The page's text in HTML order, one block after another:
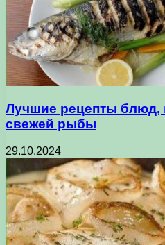
Лучшие рецепты блюд,
свежей рыбы
29.10.2024